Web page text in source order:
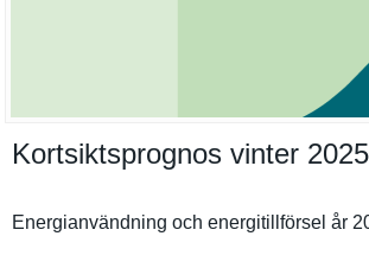
Kortsiktsprognos vinter 2025
Energianvä­ndning och energitill­försel år